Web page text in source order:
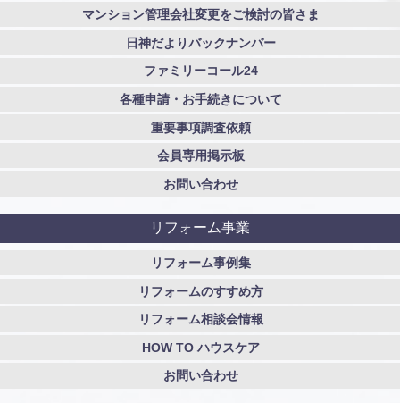
マンション管理会社変更をご検討の皆さま
日神だよりバックナンバー
ファミリーコール24
各種申請・お手続きについて
重要事項調査依頼
会員専用掲示板
お問い合わせ
リフォーム事業
リフォーム事例集
リフォームのすすめ方
リフォーム相談会情報
HOW TO ハウスケア
お問い合わせ